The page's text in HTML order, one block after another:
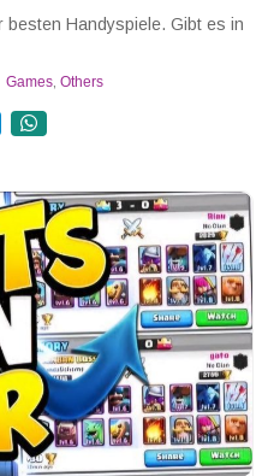
Handyspiele. Gibt es in
Games, Others